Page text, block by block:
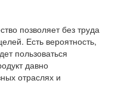
позволяет без труда
Есть вероятность,
пользоваться
давно
отраслях и